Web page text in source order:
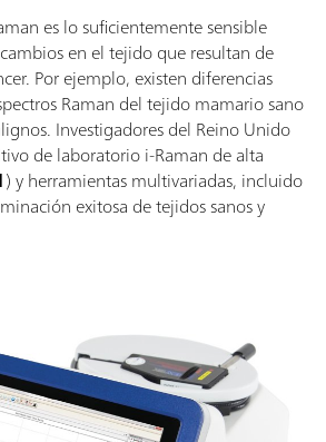
es lo suficientemente sensible
en el tejido que resultan de
Por ejemplo, existen diferencias
Raman del tejido mamario sano
Investigadores del Reino Unido
de laboratorio i-Raman de alta
) y herramientas multivariadas, incluido
exitosa de tejidos sanos y